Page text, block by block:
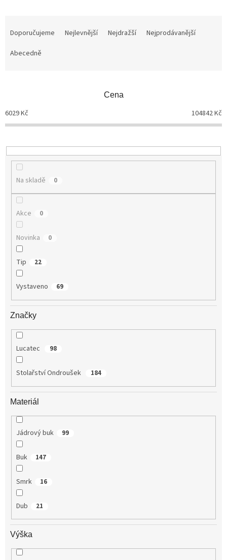
o
d
k
t
Doporučujeme Nejlevnější Nejdražší
Nejprodávanější
Abecedně
Cena
6029Kč 104842Kč
Na skladě 0
Akce 0
Novinka 0
Tip 22
Vystaveno 69
Značky
Lucatec 98
Stolařství Ondroušek 184
Materiál
Jádrový buk 99
Buk 147
Smrk 16
Dub 21
Výška